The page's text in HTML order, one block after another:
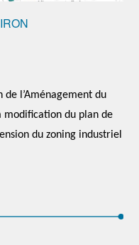
l’Aménagement du
modification du plan de
du zoning industriel